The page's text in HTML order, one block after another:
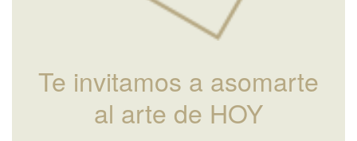
Te invitamos a asomarte
al arte de HOY